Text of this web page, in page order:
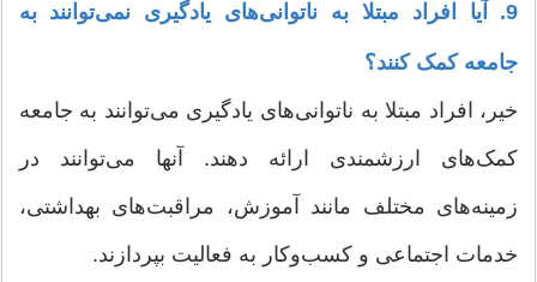
9. آیا افراد مبتلا به ناتوانی‌های یادگیری نمی‌توانند به
جامعه کمک کنند؟
خیر، افراد مبتلا به ناتوانی‌های یادگیری می‌توانند به جامعه
کمک‌های ارزشمندی ارائه دهند. آنها می‌توانند در
زمینه‌های مختلف مانند آموزش، مراقبت‌های بهداشتی،
خدمات اجتماعی و کسب‌وکار به فعالیت بپردازند.